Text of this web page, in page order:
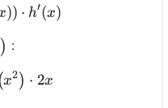
)) ⋅ h′(x)
) :
(x2) ⋅ 2x